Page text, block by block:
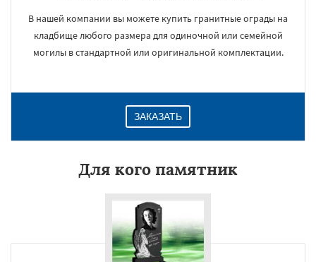
В нашей компании вы можете купить гранитные ограды на
кладбище любого размера для одиночной или семейной
могилы в стандартной или оригинальной комплектации.
ЗАКАЗАТЬ
Для кого памятник